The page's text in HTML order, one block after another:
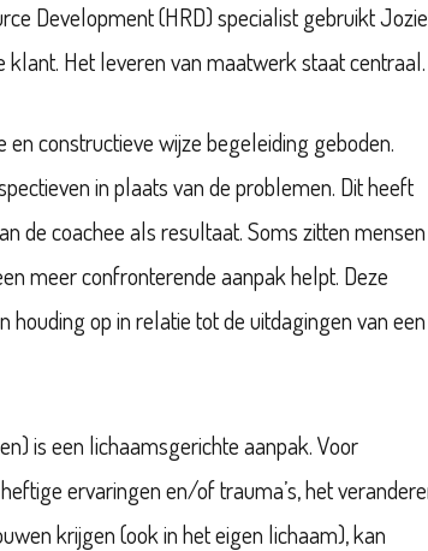
Development (HRD) specialist gebruikt
Het leveren van maatwerk staat centraal.
constructieve wijze begeleiding geboden.
in plaats van de problemen. Dit heeft
de coachee als resultaat. Soms zitten mensen
meer confronterende aanpak helpt. Deze
op in relatie tot de uitdagingen van een
is een lichaamsgerichte aanpak. Voor
ervaringen en/of trauma’s, het
krijgen (ook in het eigen lichaam), kan